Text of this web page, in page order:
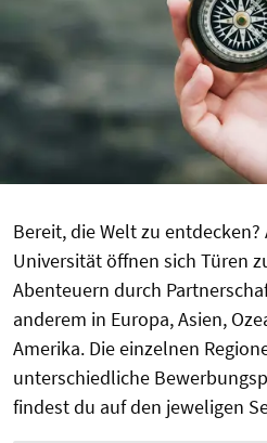
Bereit, die Welt zu entdecken?
Universität öffnen sich Türen
Abenteuern durch
anderem in Europa, Asien,
Amerika. Die einzelnen
unterschiedliche
findest du auf den jeweligen